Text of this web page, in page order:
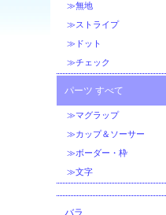
≫無地
≫ストライプ
≫ドット
≫チェック
パーツ すべて
≫マグラップ
≫カップ＆ソーサー
≫ボーダー・枠
≫文字
バラ